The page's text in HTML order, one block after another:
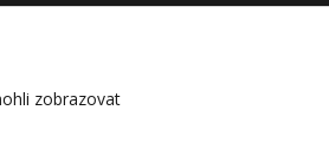
zobrazovat